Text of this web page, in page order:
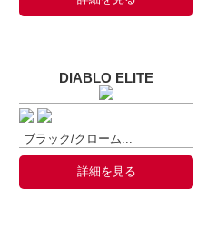
DIABLO ELITE
ブラック/クローム...
詳細を見る